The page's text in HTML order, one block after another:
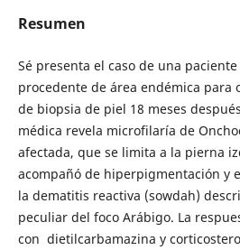
Resumen
Sé presenta el caso de una
procedente de área endémica para
de biopsia de piel 18 meses
médica revela microfilaría de
afectada, que se limita a la pierna
acompañó de hiperpigmentación y
la dematitis reactiva (sowdah)
peculiar del foco Arábigo. La
con dietilcarbamazina y